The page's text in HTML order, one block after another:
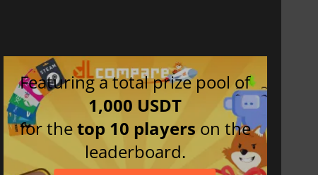
Featuring a total prize pool of
1,000 USDT
for thetop 10 players on the
leaderboard.